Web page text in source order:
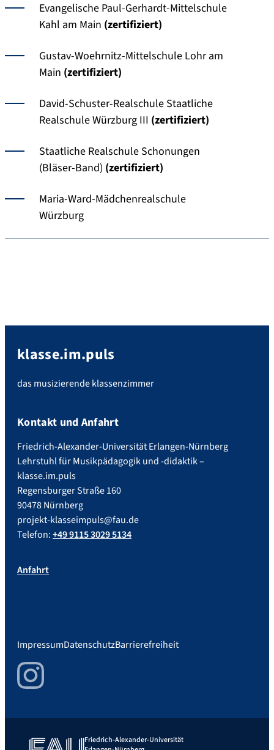
Evangelische Paul-Gerhardt-Mittelschule
Kahl am Main (zertifiziert)
Gustav-Woehrnitz-Mittelschule Lohr am
Main (zertifiziert)
David-Schuster-Realschule Staatliche
Realschule Würzburg III (zertifiziert)
Staatliche Realschule Schonungen
(Bläser-Band) (zertifiziert)
Maria-Ward-Mädchenrealschule
Würzburg
klasse.im.puls
das musizierende klassenzimmer
Kontakt und Anfahrt
Friedrich-Alexander-Universität Erlangen-Nürnberg
Lehrstuhl für Musikpädagogik und -didaktik –
klasse.im.puls
Regensburger Straße 160
90478 Nürnberg
projekt-klasseimpuls@fau.de
Telefon:+49 9115 3029 5134
Anfahrt
ImpressumDatenschutzBarrierefreiheit
Instagram
Friedrich-Alexander-Universität